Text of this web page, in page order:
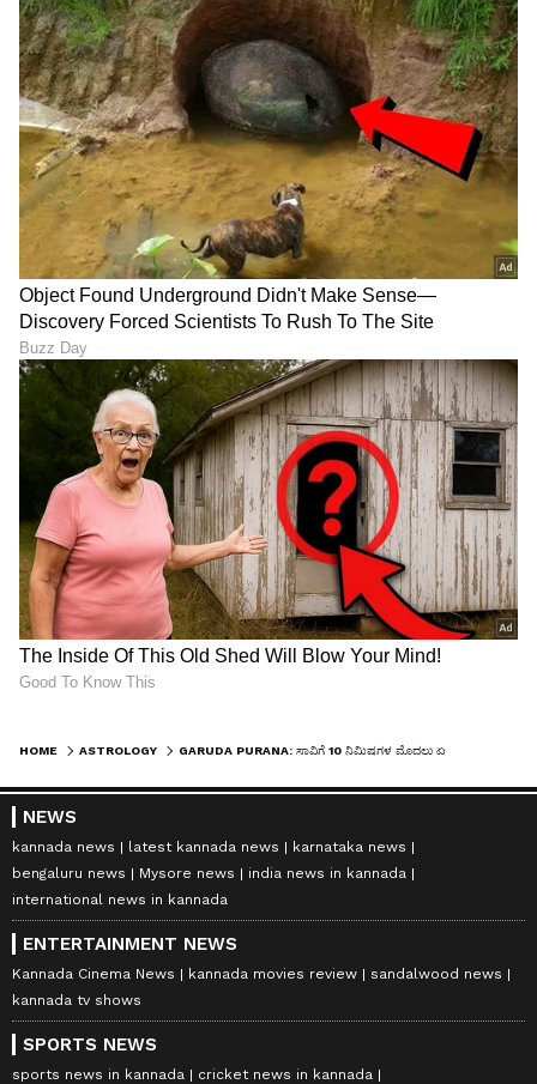
HOME ASTROLOGY
NEWS
kannada news latest kannada news
karnataka news
bengaluru news
Mysore news
india news in kannada
international news in kannada
ENTERTAINMENT NEWS
Kannada Cinema News kannada movies review
sandalwood news
kannada tv shows
SPORTS NEWS
sports news in kannada
cricket news in kannada